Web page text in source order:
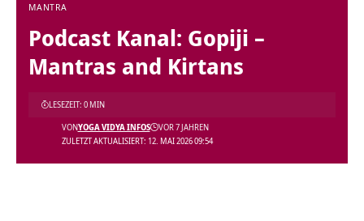
MANTRA
Podcast Kanal: Gopiji –
Mantras and Kirtans
ZULETZT AKTUALISIERT: 12. MAI 2026 09:54
VONYOGA VIDYA INFOS VOR 7 JAHREN
LESEZEIT: 0 MIN